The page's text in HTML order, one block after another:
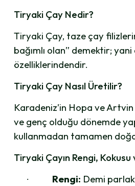
Tiryaki Çay Nedir?
Tiryaki Çay, taze çay
bağımlı olan” demektir;
özelliklerindendir.
Tiryaki Çay Nasıl Üretilir?
Karadeniz’in Hopa ve
ve genç olduğu dönemde
kullanmadan tamamen
Tiryaki Çayın Rengi, Kokusu
· Rengi: Demi